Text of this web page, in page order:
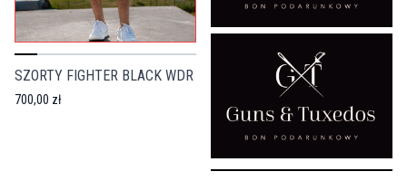
SZORTY FIGHTER BLACK WDR
700,00 zł